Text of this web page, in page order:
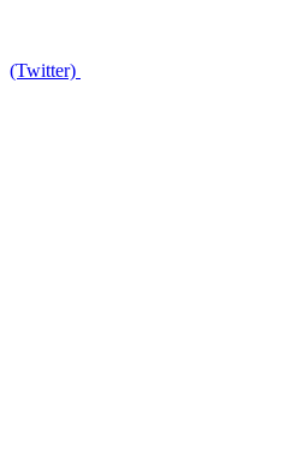
(Twitter)